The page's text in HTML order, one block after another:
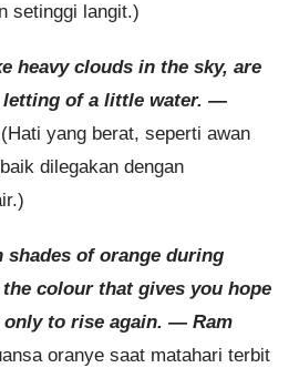
setinggi langit.)
heavy clouds in the sky, are
letting of a little water. —
yang berat, seperti awan
dilegakan dengan
shades of orange during
colour that gives you hope
to rise again. — Ram
oranye saat matahari terbit